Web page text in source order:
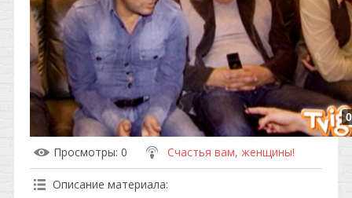
Просмотры: 0 Счастья вам, женщины!
Описание материала: